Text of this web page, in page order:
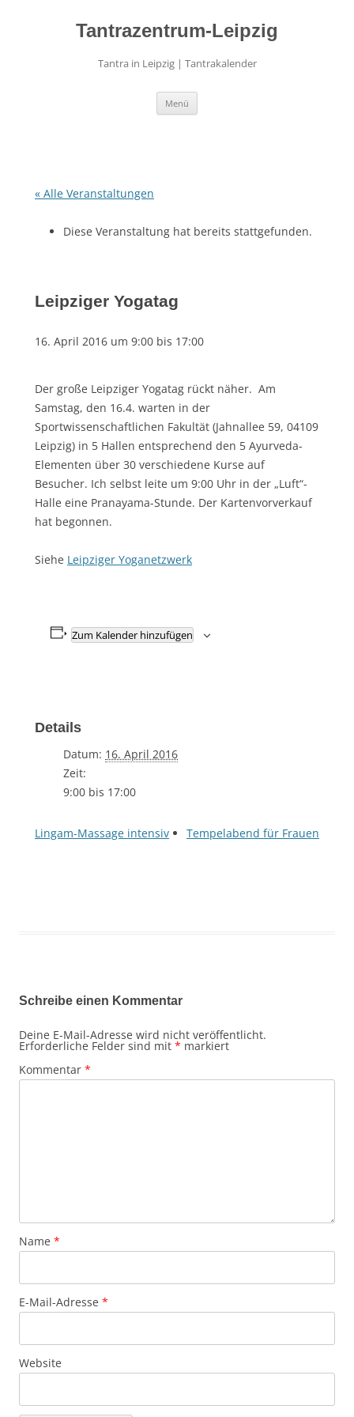
Tantrazentrum-Leipzig
Tantra in Leipzig | Tantrakalender
Menü
« Alle Veranstaltungen
Diese Veranstaltung hat bereits stattgefunden.
Leipziger Yogatag
16. April 2016 um 9:00 bis 17:00
Der große Leipziger Yogatag rückt näher. Am
Samstag, den 16.4. warten in der
Sportwissenschaftlichen Fakultät (Jahnallee 59, 04109
Leipzig) in 5 Hallen entsprechend den 5 Ayurveda-
Elementen über 30 verschiedene Kurse auf
Besucher. Ich selbst leite um 9:00 Uhr in der „Luft“-
Halle eine Pranayama-Stunde. Der Kartenvorverkauf
hat begonnen.
Siehe Leipziger Yoganetzwerk
Zum Kalender hinzufügen
Details
Datum: 16. April 2016
Zeit:
9:00 bis 17:00
Lingam-Massage intensiv Tempelabend für Frauen
Schreibe einen Kommentar
Deine E-Mail-Adresse wird nicht veröffentlicht.
Erforderliche Felder sind mit * markiert
Kommentar *
Name *
E-Mail-Adresse *
Website